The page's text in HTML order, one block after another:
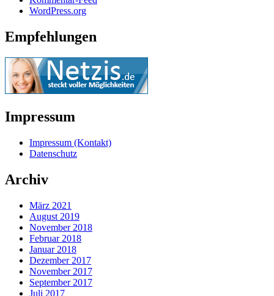
WordPress.org
Empfehlungen
Impressum
Impressum (Kontakt)
Datenschutz
Archiv
März 2021
August 2019
November 2018
Februar 2018
Januar 2018
Dezember 2017
November 2017
September 2017
Juli 2017